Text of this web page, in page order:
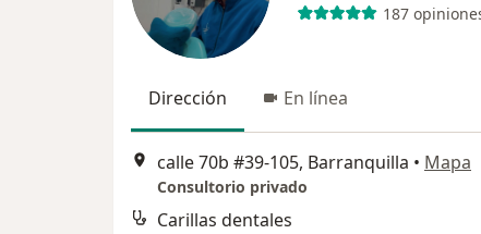
187
Dirección En línea
calle 70b #39-105, Barranquilla • Mapa
Consultorio privado
Carillas dentales